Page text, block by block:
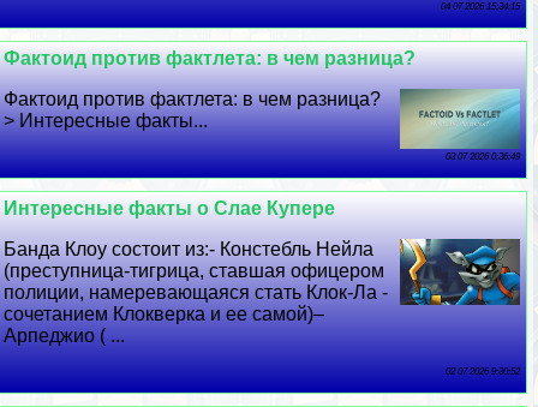
04 07 2026 15:34:15
Фактоид против фактлета: в чем разница?
Фактоид против фактлета: в чем разница?
> Интересные факты...
03 07 2026 0:36:49
Интересные факты о Слае Купере
Банда Клоу состоит из:- Констeбль Нейла
(преступница-тигрица, ставшая офицером
полиции, намеревающаяся стать Клок-Ла -
сочетанием Клокверка и ее самой)–
Арпеджио ( ...
02 07 2026 9:30:52